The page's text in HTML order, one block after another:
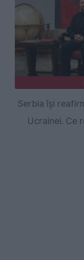
Serbia își
Ucrainei. Ce